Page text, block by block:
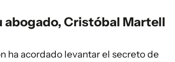
abogado, Cristóbal Martell
ha acordado levantar el secreto de